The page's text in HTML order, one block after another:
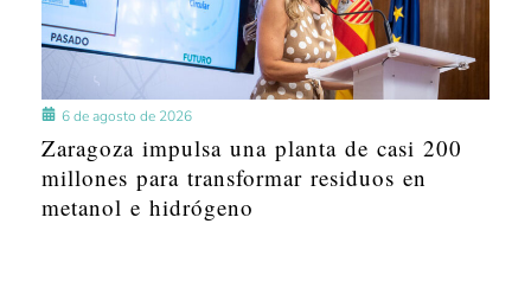
6 de agosto de 2026
Zaragoza impulsa una planta de casi 200
millones para transformar residuos en
metanol e hidrógeno